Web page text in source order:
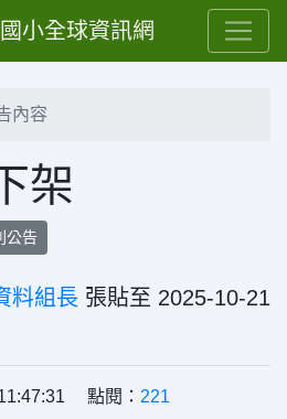
小全球資訊網
內容
架
公告
料組長 張貼至 2025-10-21
點閱： 221